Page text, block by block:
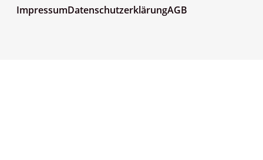
ImpressumDatenschutzerklärungAGB